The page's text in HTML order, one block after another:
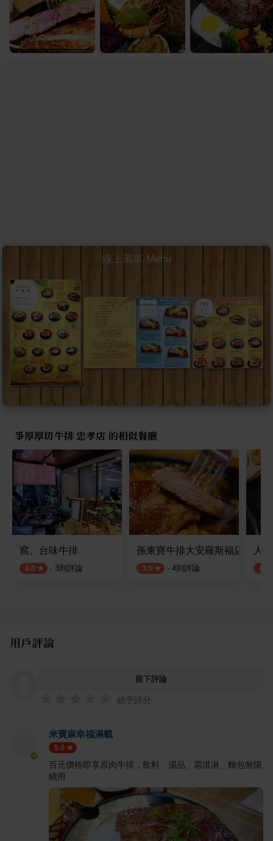
線上菜單 Menu
爭厚厚切牛排 忠孝店 的相似餐廳
窩。台味牛排
4.0 · 3則評論
孫東寶牛排大安羅斯福店
3.5 · 4則評論
人
4.0
用戶評論
留下評論
給予評分
米寶麻幸福滿載
5.0
百元價格即享原肉牛排，飲料、湯品、霜淇淋、麵包無限
續用